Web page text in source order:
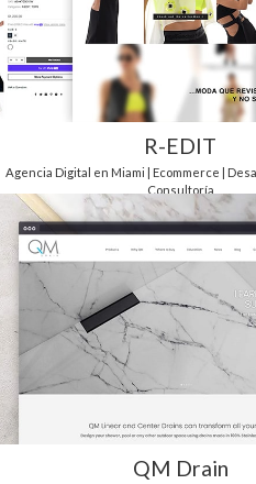
R-EDIT
Agencia Digital en Miami | Ecommerce |
Consultoría
QM Drain